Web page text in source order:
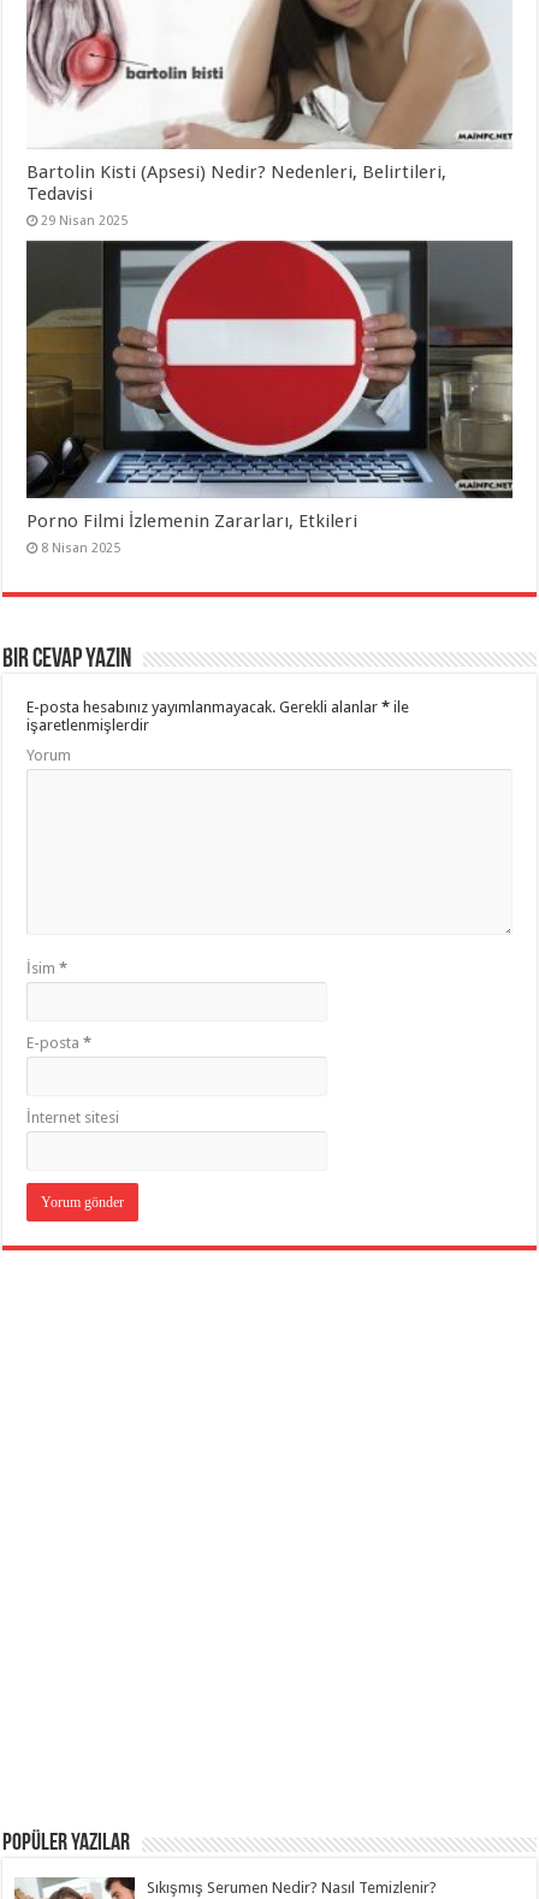
Bartolin Kisti (Apsesi) Nedir? Nedenleri, Belirtileri,
Tedavisi
29 Nisan 2025
Porno Filmi İzlemenin Zararları, Etkileri
8 Nisan 2025
Bir Cevap Yazın
E-posta hesabınız yayımlanmayacak. Gerekli alanlar* ile
işaretlenmişlerdir
Yorum
İsim*
E-posta*
İnternet sitesi
POPÜLER YAZILAR
Sıkışmış Serumen Nedir? Nasıl Temizlenir?